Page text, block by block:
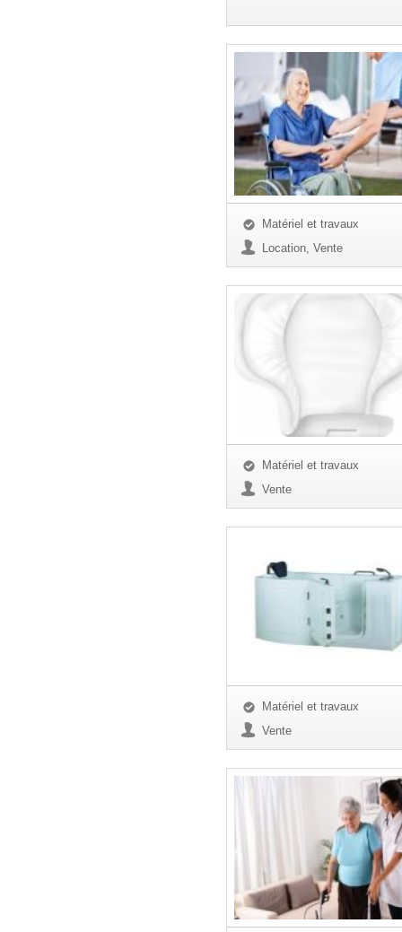
Matériel et travaux
Location, Vente
Matériel et travaux
Vente
Matériel et travaux
Vente